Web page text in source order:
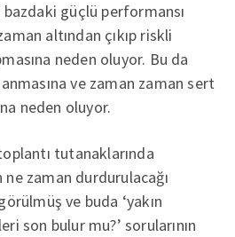
bazdaki güçlü performansı
altından çıkıp riskli
neden oluyor. Bu da
ve zaman zaman sert
neden oluyor.
tutanaklarında
ne zaman durdurulacağı
ve buda ‘yakın
son bulur mu?’ sorularının